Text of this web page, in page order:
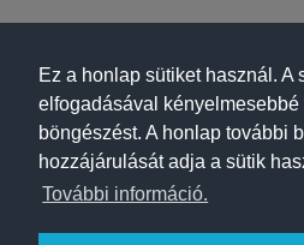
Ez a honlap sütiket használ. A
elfogadásával kényelmesebbé
böngészést. A honlap további
hozzájárulását adja a sütik
További információ.